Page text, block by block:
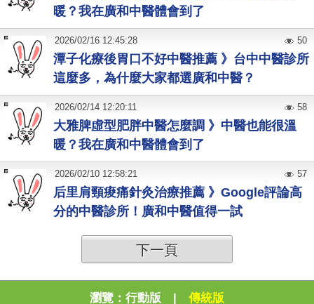
暖？我在廣和中醫體會到了
潭子化療後胃口不好中醫推薦 》台中中醫診所
這麼多，為什麼大家都選廣和中醫？
2026/02/16 12:45:28 50
大雅脾虛型肥胖中醫怎麼調 》中醫也能很溫
暖？我在廣和中醫體會到了
2026/02/14 12:20:11 58
后里肩頸痠痛針灸治療推薦 》Google評論高
分的中醫診所！廣和中醫值得一試
2026/02/10 12:58:21 57
下一頁
瀏覽： 行動版 | 傳統版